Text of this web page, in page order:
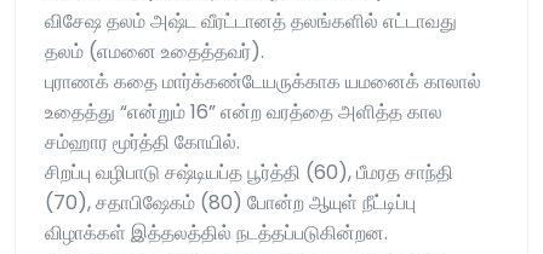
விசேஷ தலம் அஷ்ட வீரட்டானத் தலங்களில் எட்டாவது
தலம் (எமனை உதைத்தவர்).
புராணக் கதை மார்க்கண்டேயருக்காக யமனைக் காலால்
உதைத்து “என்றும் 16” என்ற வரத்தை அளித்த கால
சம்ஹார மூர்த்தி கோயில்.
சிறப்பு வழிபாடு சஷ்டியப்த பூர்த்தி (60), பீமரத சாந்தி
(70), சதாபிஷேகம் (80) போன்ற ஆயுள் நீட்டிப்பு
விழாக்கள் இத்தலத்தில் நடத்தப்படுகின்றன.